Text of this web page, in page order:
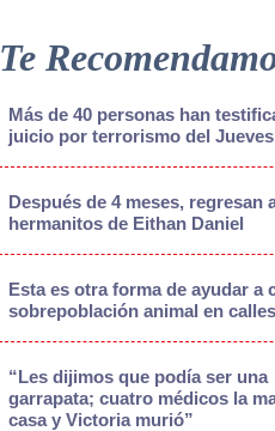
Te
Más de 40 personas han
juicio por terrorismo del
Después de 4 meses, regresan
hermanitos de Eithan Daniel
Esta es otra forma de ayudar a
sobrepoblación animal en calles
“Les dijimos que podía ser una
garrapata; cuatro médicos la
casa y Victoria murió”